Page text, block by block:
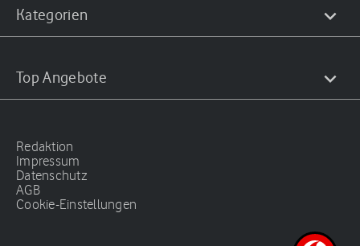
Kategorien
Top Angebote
Redaktion
Impressum
Datenschutz
AGB
Cookie-Einstellungen